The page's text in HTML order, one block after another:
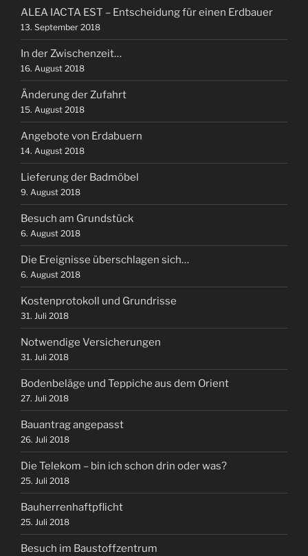
ALEA IACTA EST – Entscheidung für einen Erdbauer
13. September 2018
In der Zwischenzeit…
16. August 2018
Änderung der Zufahrt
15. August 2018
Angebote von Erdabuern
14. August 2018
Lieferung der Badmöbel
9. August 2018
Besuch am Grundstück
6. August 2018
Die Ereignisse überschlagen sich…
6. August 2018
Kostenprotokoll und Grundrisse
31. Juli 2018
Notwendige Versicherungen
31. Juli 2018
Bodenbeläge und Teppiche aus dem Orient
27. Juli 2018
Bauantrag angepasst
26. Juli 2018
Die Telekom – bin ich schon drin oder was?
25. Juli 2018
Bauherrenhaftpflicht
25. Juli 2018
Besuch im Baustoffzentrum